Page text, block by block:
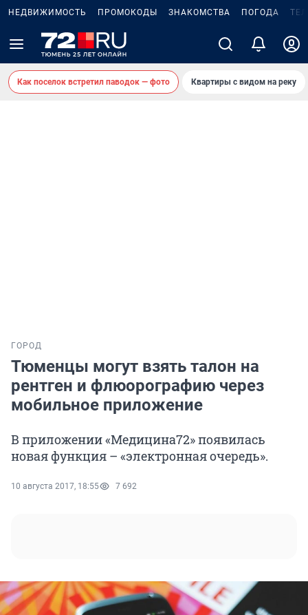
НЕДВИЖИМОСТЬ ПРОМОКОДЫ ЗНАКОМСТВА ПОГОДА
Как поселок встретил паводок — фото Квартиры с видом на реку
ГОРОД
Тюменцы могут взять талон на
рентген и флюорографию через
мобильное приложение
В приложении «Медицина72» появилась
новая функция – «электронная очередь».
10 августа 2017, 18:55 7 692